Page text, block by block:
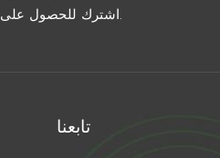
اشترك للحصول على آخر الأخبار. ابق على اطلاع بأحدث الاتجاهات.
تابعنا